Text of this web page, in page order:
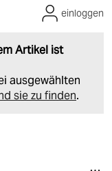
Artikel ist
ausgewählten
sie zu finden.
einloggen